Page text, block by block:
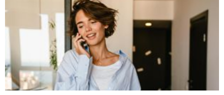
რატომ ჩაბნელდა საქართველო
მესამედ: საბოტაჟი, ტექნიკური
ხარვეზი თუ
არაპროფესიონალიზმი?! -
სანდრო თვალჭრელიძის ანალიზი
ჩაკეტილი „პოლიტიკური
სამკუთხედი“ - კულუარული
თამაშები, რომლებიც დიდი
სისხლის ფასად ჯდება